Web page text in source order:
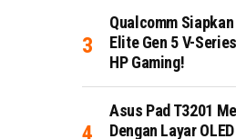
Qualcomm
Elite Gen 5 V-
HP Gaming!
Asus Pad T3201
Dengan Layar